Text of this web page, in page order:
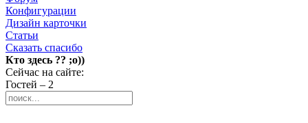
Конфигурации
Дизайн карточки
Статьи
Сказать спасибо
Кто здесь ?? ;о))
Сейчас на сайте:
Гостей – 2